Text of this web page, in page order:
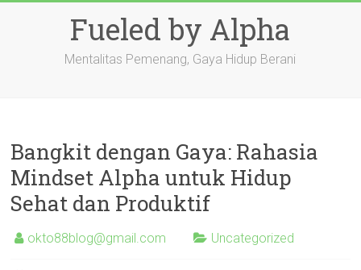
Fueled by Alpha
Mentalitas Pemenang, Gaya Hidup Berani
Bangkit dengan Gaya: Rahasia
Mindset Alpha untuk Hidup
Sehat dan Produktif
okto88blog@gmail.com Uncategorized